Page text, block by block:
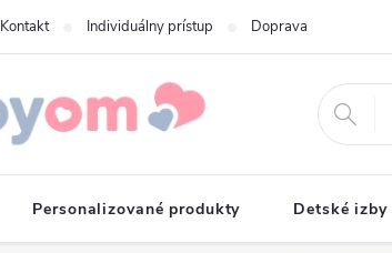
Kontakt Individuálny prístup Doprava
Personalizované produkty Detské izby